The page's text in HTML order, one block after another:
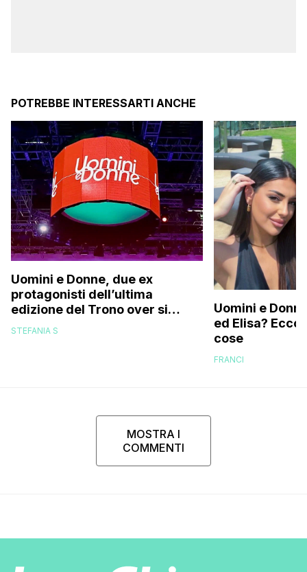
POTREBBE INTERESSARTI ANCHE
Uomini e Donne, due ex
protagonisti dell’ultima
edizione del Trono over si
stanno frequentando fuori dal
STEFANIA S
Uomini e
ed Elisa? Ecco
cose
FRANCI
MOSTRA I
COMMENTI